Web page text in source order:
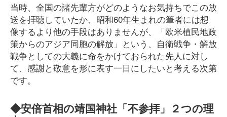
当時、全国の諸先輩方がどのようなお気持ちでこの放
送を拝聴していたか、昭和60年生まれの筆者には想
像するより他の手段はありませんが、「欧米植民地政
策からのアジア同胞の解放」という、自衛戦争・解放
戦争としての大義に命をかけておられた先人に対し
て、感謝と敬意を形に表す一日にしたいと考える次第
です。
◆安倍首相の靖国神社「不参拝」２つの理